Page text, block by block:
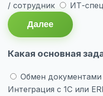
/ сотрудник
ИТ-
Далее
Какая основная
Обмен документами
Интеграция с 1С или